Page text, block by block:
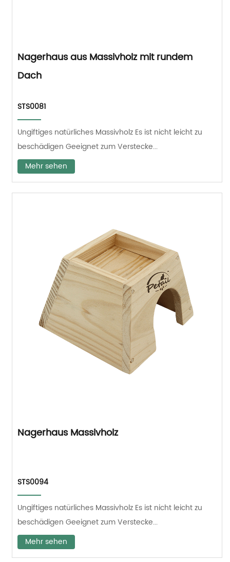
Nagerhaus aus Massivholz mit rundem
Dach
STS0081
Ungiftiges natürliches Massivholz Es ist nicht leicht zu
beschädigen Geeignet zum Verstecke...
Mehr sehen
Nagerhaus Massivholz
STS0094
Ungiftiges natürliches Massivholz Es ist nicht leicht zu
beschädigen Geeignet zum Verstecke...
Mehr sehen